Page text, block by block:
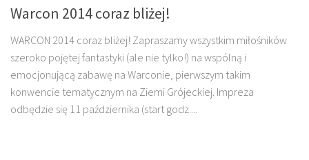
Warcon 2014 coraz bliżej!
WARCON 2014 coraz bliżej! Zapraszamy wszystkim miłośników
szeroko pojętej fantastyki (ale nie tylko!) na wspólną i
emocjonującą zabawę na Warconie, pierwszym takim
konwencie tematycznym na Ziemi Grójeckiej. Impreza
odbędzie się 11 października (start godz....